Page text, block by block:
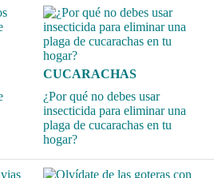
CUCARACHAS
¿Por qué no debes usar
insecticida para eliminar una
plaga de cucarachas en tu
hogar?